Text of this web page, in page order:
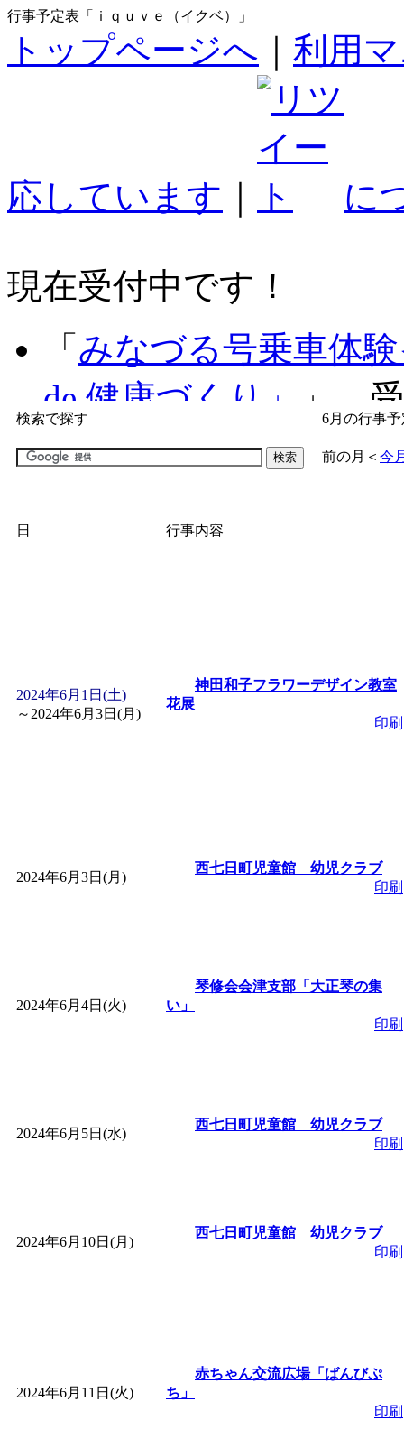
行事予定表「ｉｑｕｖｅ（イクベ）」
トップページへ 利用
応しています に
現在受付中です！
「 みなづる号乗車体
de 健康づくり」
」 受
「子育て交流広場「
皆鶴姫のこびる塾
2026/07/10～2026/08/
子育て交流広場「
間：2026/08/10～2026/
付期間：2026/08/10～
赤ちゃん子育て講
「まだまだ暑い！コ
ットせよ！」 受付期
子育て交流広場「
間：2026/08/10～
検索で探す 6月の行事予
前の月 ＜ 今
日 行事内容
2024年6月1日(土)
～ 2024年6月3日(月)
神田和子フラワーデザイン教室
花展
印刷
2024年6月3日(月)
西七日町児童館 幼児クラブ
印刷
2024年6月4日(火)
琴修会会津支部「大正琴の集
い」
印刷
2024年6月5日(水)
西七日町児童館 幼児クラブ
印刷
2024年6月10日(月)
西七日町児童館 幼児クラブ
印刷
2024年6月11日(火)
赤ちゃん交流広場「ばんびぷ
ち」
印刷